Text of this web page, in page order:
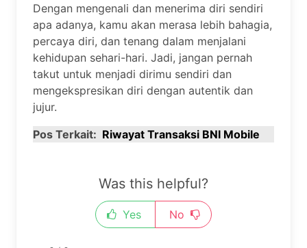
Dengan mengenali dan menerima diri sendiri
apa adanya, kamu akan merasa lebih bahagia,
percaya diri, dan tenang dalam menjalani
kehidupan sehari-hari. Jadi, jangan pernah
takut untuk menjadi dirimu sendiri dan
mengekspresikan diri dengan autentik dan
jujur.
Pos Terkait: Riwayat Transaksi BNI Mobile
Was this helpful?
Yes No